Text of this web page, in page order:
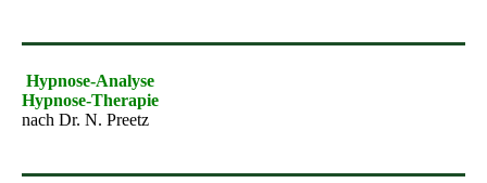
Hypnose-Analyse
Hypnose-Therapie
nach Dr. N. Preetz